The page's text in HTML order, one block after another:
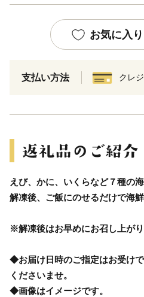
お気に入
支払い方法 クレ
えび、かに、いくらなど７種の
解凍後、ご飯にのせるだけで海鮮
※解凍後はお早めにお召し上がり
◆お届け日時のご指定はお受け
くださいませ。
◆画像はイメージです。